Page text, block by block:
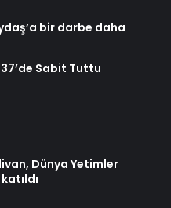
bir darbe daha
Sabit Tuttu
Dünya Yetimler